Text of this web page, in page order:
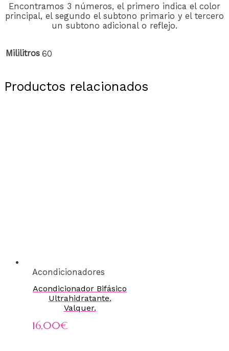
Encontramos 3 números, el primero indica el color
principal, el segundo el subtono primario y el tercero
un subtono adicional o reflejo.
Mililitros 60
Productos relacionados
Acondicionadores
Acondicionador Bifásico
Ultrahidratante.
Valquer.
16,00€